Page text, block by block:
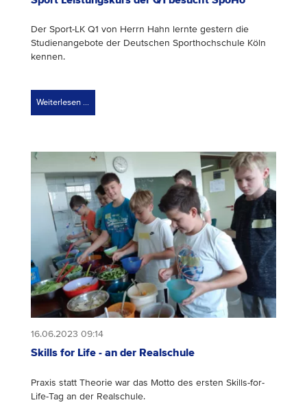
Der Sport-LK Q1 von Herrn Hahn lernte gestern die
Studienangebote der Deutschen Sporthochschule Köln
kennen.
Weiterlesen …
16.06.2023 09:14
Skills for Life - an der Realschule
Praxis statt Theorie war das Motto des ersten Skills-for-
Life-Tag an der Realschule.